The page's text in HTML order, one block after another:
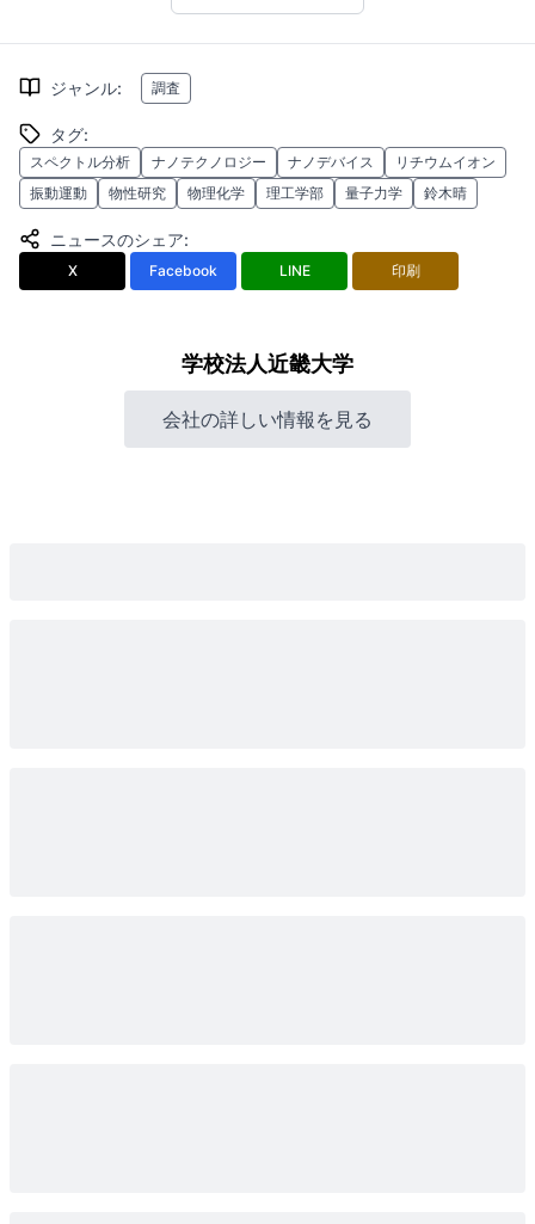
ジャンル: 調査
タグ:
スペクトル分析 ナノテクノロジー ナノデバイス
リチウムイオン
振動運動
物性研究 物理化学 理工学部 量子力学 鈴木晴
ニュースのシェア:
X Facebook LINE 印刷
学校法人近畿大学
会社の詳しい情報を見る